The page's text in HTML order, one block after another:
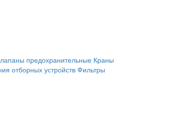
предохранительные Краны
отборных устройств Фильтры